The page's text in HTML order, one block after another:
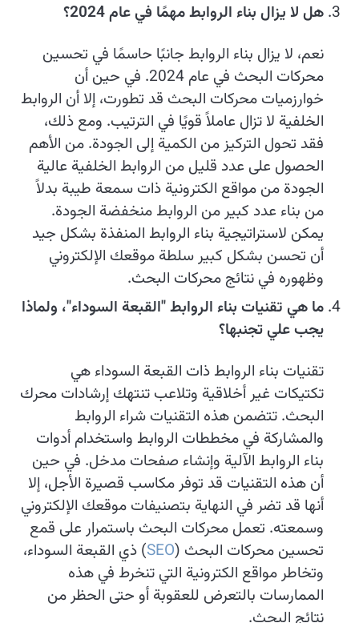
هل لا يزال بناء الروابط مهمًا في عام 2024؟
نعم، لا يزال بناء الروابط جانبًا حاسمًا في تحسين
محركات البحث في عام 2024. في حين أن
خوارزميات محركات البحث قد تطورت، إلا أن الروابط
الخلفية لا تزال عاملاً قويًا في الترتيب. ومع ذلك،
فقد تحول التركيز من الكمية إلى الجودة. من الأهم
الحصول على عدد قليل من الروابط الخلفية عالية
الجودة من مواقع الكترونية ذات سمعة طيبة بدلاً
من بناء عدد كبير من الروابط منخفضة الجودة.
يمكن لاستراتيجية بناء الروابط المنفذة بشكل جيد
أن تحسن بشكل كبير سلطة موقعك الإلكتروني
وظهوره في نتائج محركات البحث.
ما هي تقنيات بناء الروابط "القبعة السوداء"، ولماذا
يجب علي تجنبها؟
تقنيات بناء الروابط ذات القبعة السوداء هي
تكتيكات غير أخلاقية وتلاعب تنتهك إرشادات محرك
البحث. تتضمن هذه التقنيات شراء الروابط
والمشاركة في مخططات الروابط واستخدام أدوات
بناء الروابط الآلية وإنشاء صفحات مدخل. في حين
أن هذه التقنيات قد توفر مكاسب قصيرة الأجل، إلا
أنها قد تضر في النهاية بتصنيفات موقعك الإلكتروني
وسمعته. تعمل محركات البحث باستمرار على قمع
تحسين محركات البحث (SEO) ذي القبعة السوداء،
وتخاطر مواقع الكترونية التي تنخرط في هذه
الممارسات بالتعرض للعقوبة أو حتى الحظر من
نتائج البحث.